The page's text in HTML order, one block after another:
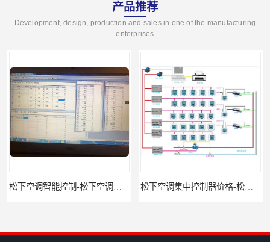
产品推荐
Development, design, production and sales in one of the manufacturing
enterprises